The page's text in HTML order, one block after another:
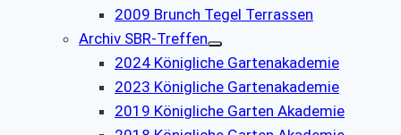
2009 Brunch Tegel Terrassen
Archiv SBR-Treffen
2024 Königliche Gartenakademie
2023 Königliche Gartenakademie
2019 Königliche Garten Akademie